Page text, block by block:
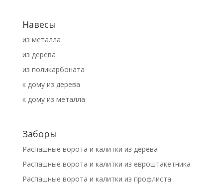
Навесы
из металла
из дерева
из поликарбоната
к дому из дерева
к дому из металла
Заборы
Распашные ворота и калитки из дерева
Распашные ворота и калитки из евроштакетника
Распашные ворота и калитки из профлиста